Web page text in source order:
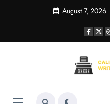
August 7, 2026